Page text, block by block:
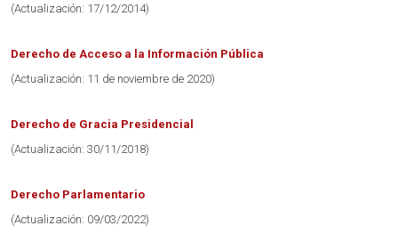
(Actualización: 17/12/2014)
Derecho de Acceso a la Información Pública
(Actualización: 11 de noviembre de 2020)
Derecho de Gracia Presidencial
(Actualización: 30/11/2018)
Derecho Parlamentario
(Actualización: 09/03/2022)